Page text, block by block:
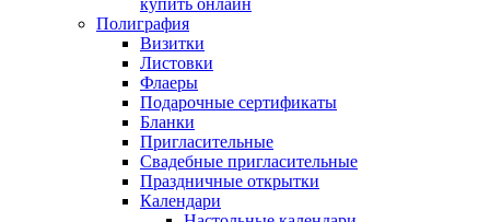
Полиграфия
Визитки
Листовки
Флаеры
Подарочные сертификаты
Бланки
Пригласительные
Свадебные пригласительные
Праздничные открытки
Календари